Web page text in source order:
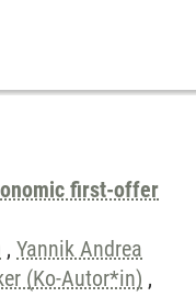
first-offer
, Yannik Andrea
(Ko-Autor*in) ,